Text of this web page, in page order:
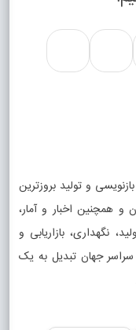
و تولید بروزترین
و همچنین اخبار و آمار،
نگهداری، بازاریابی و
سراسر جهان تبدیل به یک